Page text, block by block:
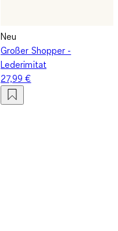
Neu
Großer Shopper -
Lederimitat
27,99 €